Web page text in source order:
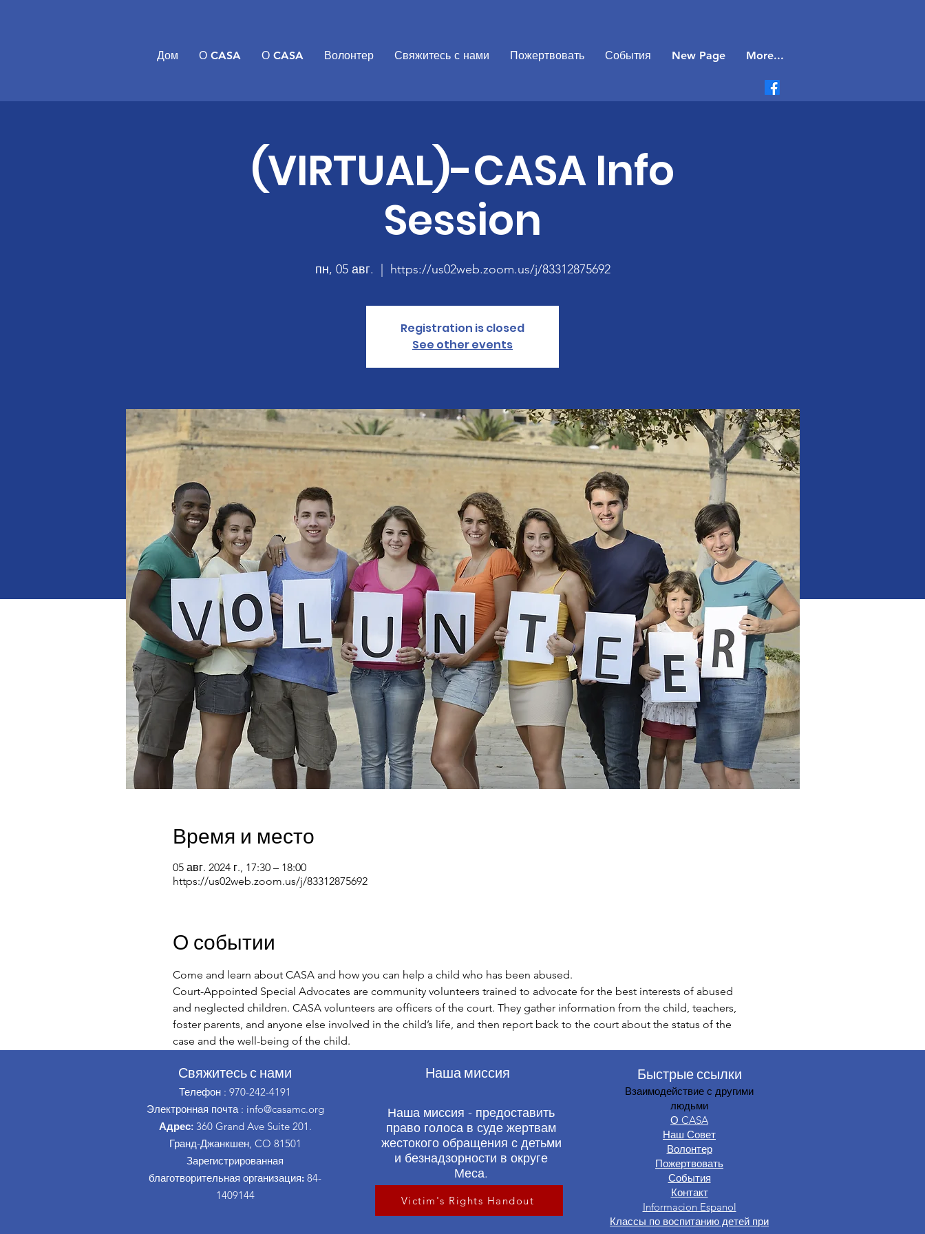
Дом О CASA О CASA Волонтер Свяжитесь с нами Пожертвовать События New Page More...
(VIRTUAL)-CASA Info
Session
пн, 05 авг. https://us02web.zoom.us/j/83312875692
Registration is closed
See other events
Время и место
05 авг. 2024 г., 17:30 – 18:00
https://us02web.zoom.us/j/83312875692
О событии
Come and learn about CASA and how you can help a child who has been abused.
Court-Appointed Special Advocates are community volunteers trained to advocate for the best interests of abused
and neglected children. CASA volunteers are officers of the court. They gather information from the child, teachers,
foster parents, and anyone else involved in the child’s life, and then report back to the court about the status of the
case and the well-being of the child.
Свяжитесь с нами
Телефон : 970-242-4191
Электронная почта: info@casamc.org
Адрес:360 Grand Ave Suite 201.
Гранд-Джанкшен, CO 81501
Зарегистрированная
благотворительная организация: 84-
1409144
Наша миссия
Наша миссия - предоставить
право голоса в суде жертвам
жестокого обращения с детьми
и безнадзорности в округе
Меса.
Victim's Rights Handout
Быстрые ссылки
Взаимодействие с другими
людьми
О CASA
Наш Совет
Волонтер
Пожертвовать
События
Контакт
Informacion Espanol
Классы по воспитанию детей при